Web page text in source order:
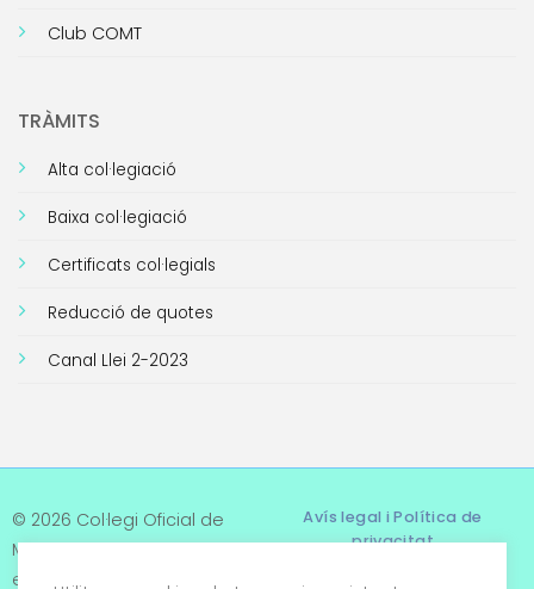
Club COMT
TRÀMITS
Alta col·legiació
Baixa col·legiació
Certificats col·legials
Reducció de quotes
Canal Llei 2-2023
© 2026 Col·legi Oficial de
Metges de Tarragona. Tots
els drets reservats
Avís legal i Política de
privacitat